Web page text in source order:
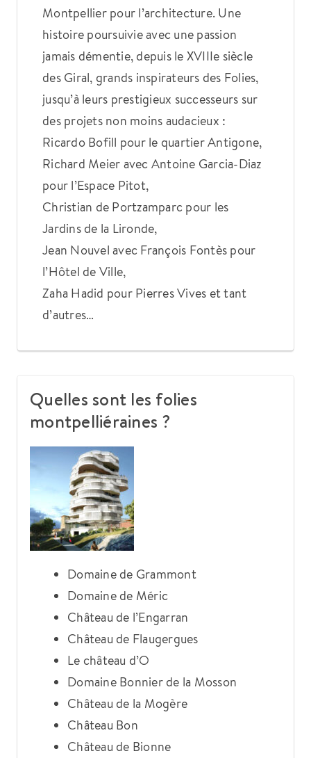
Montpellier pour l’architecture. Une
histoire poursuivie avec une passion
jamais démentie, depuis le XVIIIe siècle
des Giral, grands inspirateurs des Folies,
jusqu’à leurs prestigieux successeurs sur
des projets non moins audacieux :
Ricardo Bofill pour le quartier Antigone,
Richard Meier avec Antoine Garcia-Diaz
pour l’Espace Pitot,
Christian de Portzamparc pour les
Jardins de la Lironde,
Jean Nouvel avec François Fontès pour
l’Hôtel de Ville,
Zaha Hadid pour Pierres Vives et tant
d’autres…
Quelles sont les folies
montpelliéraines ?
Domaine de Grammont
Domaine de Méric
Château de l’Engarran
Château de Flaugergues
Le château d’O
Domaine Bonnier de la Mosson
Château de la Mogère
Château Bon
Château de Bionne